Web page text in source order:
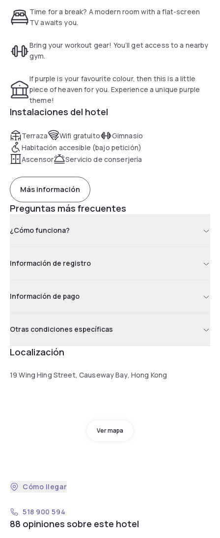
accommodation in Hong Kong.
Time for a break? A modern room with a flat-screen
TV awaits you.
Bring your workout gear! You’ll get access to a nearby
gym.
If purple is your favourite colour, then this is a little
piece of heaven for you. Experience a unique purple
theme!
Instalaciones del hotel
Terraza Wifi gratuito
Gimnasio
Habitación accesible (bajo petición)
Ascensor
Servicio de conserjería
Más información
Preguntas más frecuentes
¿Cómo funciona?
Información de registro
Información de pago
Otras condiciones específicas
Localización
19 Wing Hing Street, Causeway Bay, Hong Kong
Ver mapa
Cómo llegar
518 900 594
88 opiniones sobre este hotel